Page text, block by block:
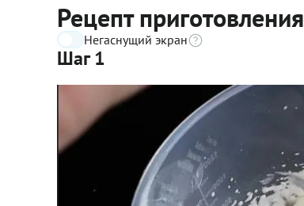
Рецепт приготовления
Негаснущий экран
Шаг 1